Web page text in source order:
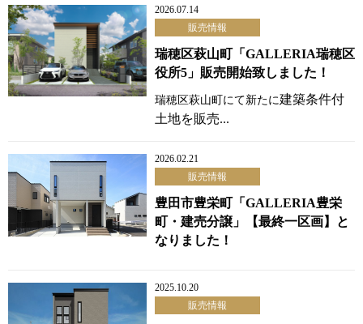
2026.07.14
販売情報
瑞穂区萩山町「GALLERIA瑞穂区
役所5」販売開始致しました！
瑞穂区萩山町にて新たに建築条件付
土地を販売...
2026.02.21
販売情報
豊田市豊栄町「GALLERIA豊栄
町・建売分譲」【最終一区画】と
なりました！
2025.10.20
販売情報